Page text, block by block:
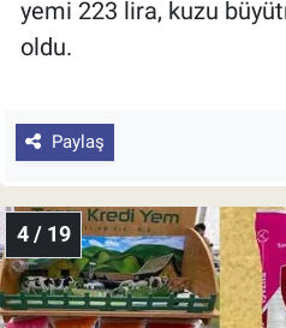
yemi 223 lira, kuzu
oldu.
Paylaş
4 / 19